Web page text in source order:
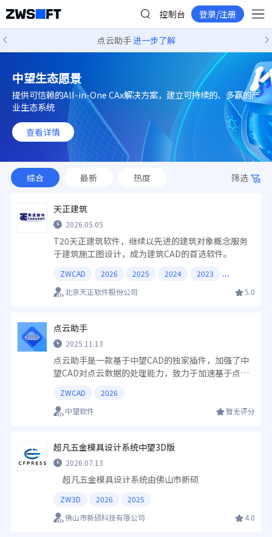
控制台 登录/注册
点云助手 进一步了解
中望生态愿景
提供可信赖的All-in-One CAx解决方案，建立可持续的、多赢的产
业生态系统
查看详情
综合 最新 热度 筛选
天正建筑
2026.05.05
T20天正建筑软件，继续以先进的建筑对象概念服务
于建筑施工图设计，成为建筑CAD的首选软件。
ZWCAD 2026 2025 2024
2023
北京天正软件股份公司
5.0
点云助手
2025.11.13
点云助手是一款基于中望CAD的独家插件，加强了中
望CAD对点云数据的处理能力，致力于加速基于点云
ZWCAD
2026
中望软件
暂无评分
超凡五金模具设计系统中望3D版
2026.07.13
超凡五金模具设计系统由佛山市新硕
ZW3D 2026
2025
佛山市新硕科技有限公司
4.0